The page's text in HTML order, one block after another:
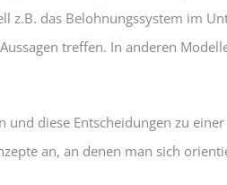
z.B. das Belohnungssystem im
treffen. In anderen
diese Entscheidungen zu
an, an denen man sich